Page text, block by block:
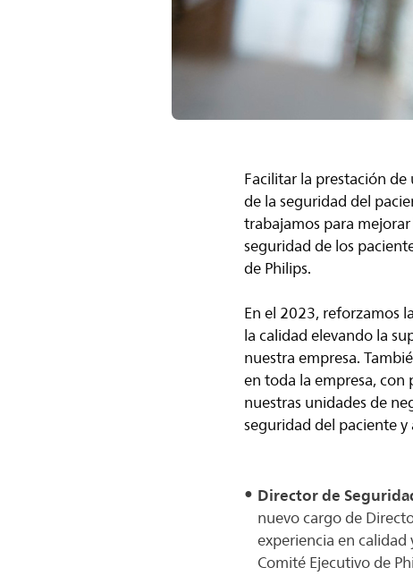
Facilitar la prestación
de la seguridad del
trabajamos para
seguridad de los
de Philips.
En el 2023, reforzamos
la calidad elevando la
nuestra empresa.
en toda la empresa, con
nuestras unidades de
seguridad del paciente y
Director de
nuevo cargo de
experiencia en
Comité Ejecutivo de